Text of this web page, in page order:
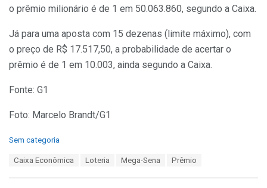
o prêmio milionário é de 1 em 50.063.860, segundo a Caixa.
Já para uma aposta com 15 dezenas (limite máximo), com
o preço de R$ 17.517,50, a probabilidade de acertar o
prêmio é de 1 em 10.003, ainda segundo a Caixa.
Fonte: G1
Foto: Marcelo Brandt/G1
C
Sem categoria
Caixa Econômica Loteria Mega-Sena Prêmio